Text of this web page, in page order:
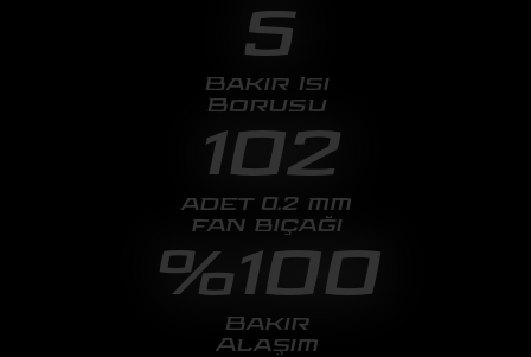
5
Bakır Isı
Borusu
102
adet 0.2 mm
fan bıçağı
%100
Bakır
Alaşım